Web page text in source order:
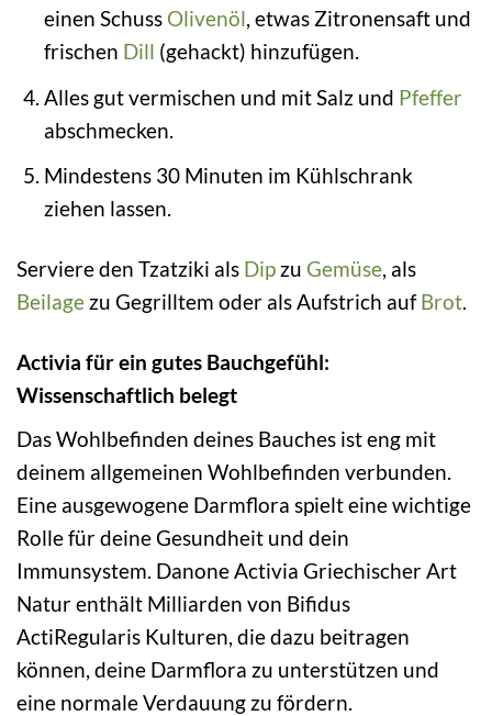
einen Schuss Olivenöl, etwas Zitronensaft und
frischen Dill (gehackt) hinzufügen.
Alles gut vermischen und mit Salz und Pfeffer
abschmecken.
Mindestens 30 Minuten im Kühlschrank
ziehen lassen.
Serviere den Tzatziki als Dip zu Gemüse, als
Beilage zu Gegrilltem oder als Aufstrich aufBrot.
Activia für ein gutes Bauchgefühl:
Wissenschaftlich belegt
Das Wohlbefinden deines Bauches ist eng mit
deinem allgemeinen Wohlbefinden verbunden.
Eine ausgewogene Darmflora spielt eine wichtige
Rolle für deine Gesundheit und dein
Immunsystem. Danone Activia Griechischer Art
Natur enthält Milliarden von Bifidus
ActiRegularis Kulturen, die dazu beitragen
können, deine Darmflora zu unterstützen und
eine normale Verdauung zu fördern.